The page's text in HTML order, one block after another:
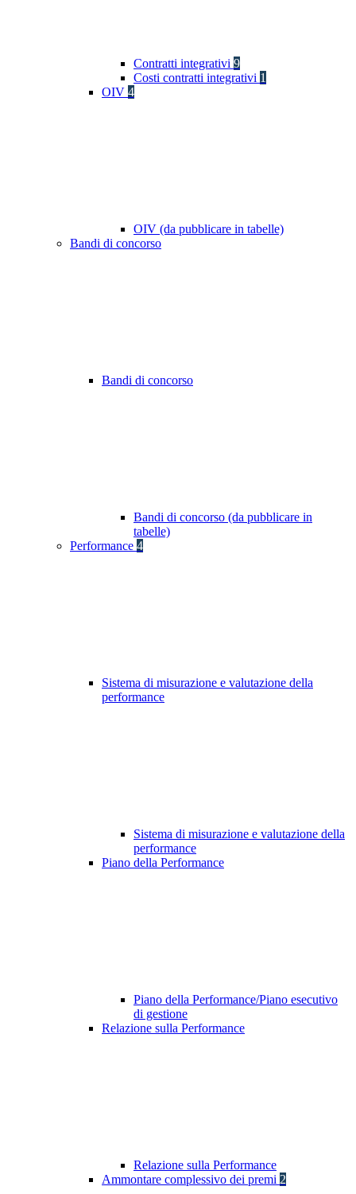
Contratti integrativi 9
Costi contratti integrativi 1
OIV 4
OIV (da pubblicare in tabelle)
Bandi di concorso
Bandi di concorso
Bandi di concorso (da pubblicare in
tabelle)
Performance 4
Sistema di misurazione e valutazione della
performance
Sistema di misurazione e valutazione della
performance
Piano della Performance
Piano della Performance/Piano esecutivo
di gestione
Relazione sulla Performance
Relazione sulla Performance
Ammontare complessivo dei premi 2